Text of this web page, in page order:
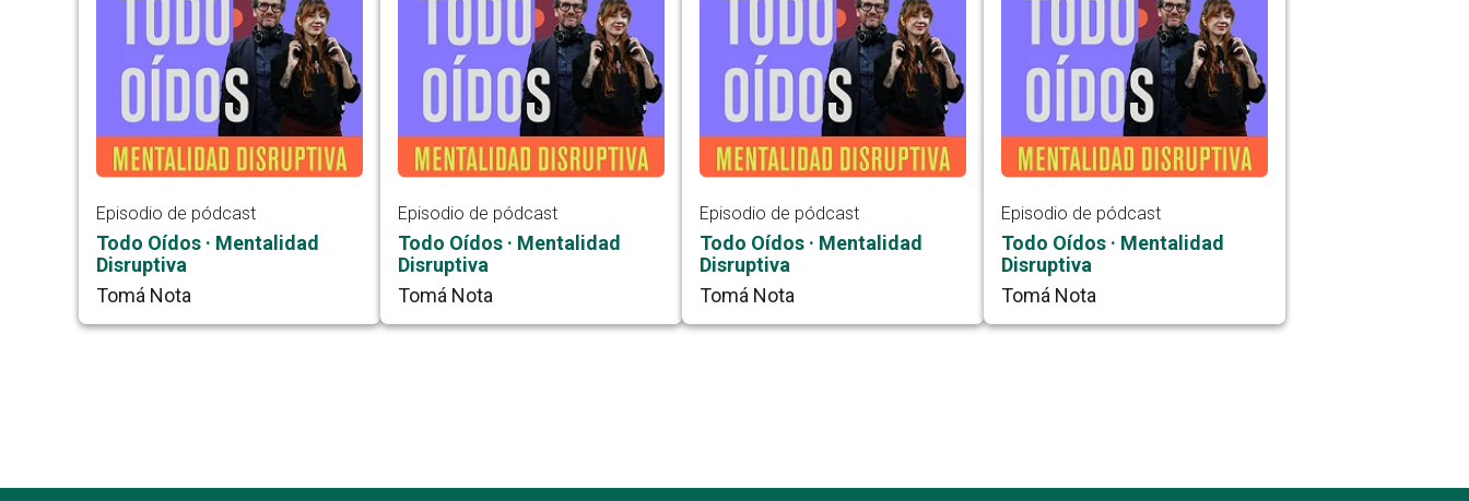
Episodio de pódcast
Todo Oídos · Mentalidad
Disruptiva
Tomá Nota
Episodio de pódcast
Todo Oídos · Mentalidad
Disruptiva
Tomá Nota
Episodio de pódcast
Todo Oídos · Mentalidad
Disruptiva
Tomá Nota
Episodio de pódcast
Todo Oídos · Mentalidad
Disruptiva
Tomá Nota